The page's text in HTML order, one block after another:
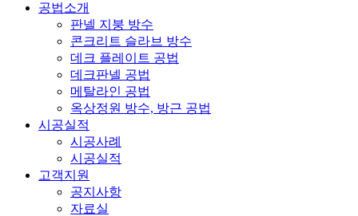
공법소개
판넬 지붕 방수
콘크리트 슬라브 방수
데크 플레이트 공법
데크판넬 공법
메탈라인 공법
옥상정원 방수, 방근 공법
시공실적
시공사례
시공실적
고객지원
공지사항
자료실